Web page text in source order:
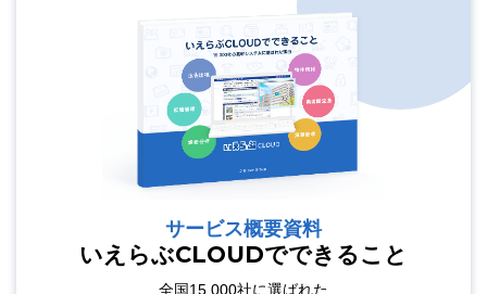
サービス概要資料
いえらぶCLOUDでできること
全国15,000社に選ばれた